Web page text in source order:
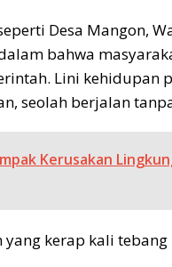
Desa Mangon,
bahwa
Lini kehidupan
seolah berjalan
Kerusakan
kerap kali